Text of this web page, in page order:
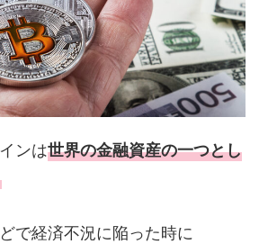
ンは世界の金融資産の一つとし
で経済不況に陥った時に